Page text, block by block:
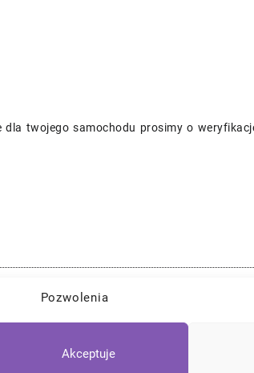
Pozwolenia
Akceptuje
twojego samochodu prosimy o
Samochodowe z Gwarancją Dożywotnią!*